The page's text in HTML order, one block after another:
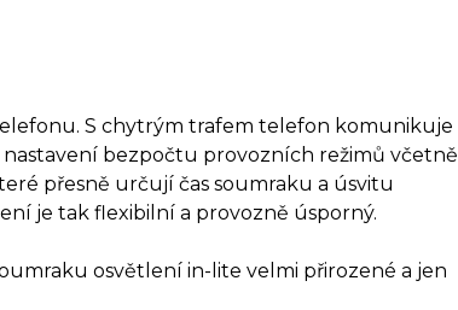
S chytrým trafem telefon komunikuje
bezpočtu provozních režimů včetně
přesně určují čas soumraku a úsvitu
je tak flexibilní a provozně úsporný.
osvětlení in-lite velmi přirozené a jen